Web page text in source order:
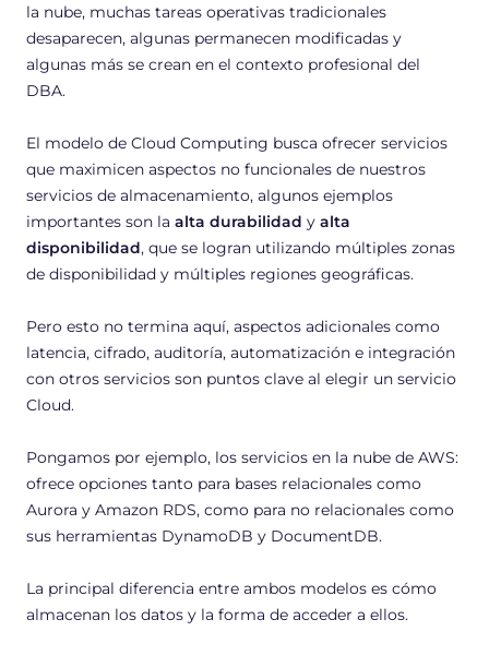
la nube, muchas tareas operativas tradicionales
desaparecen, algunas permanecen modificadas y
algunas más se crean en el contexto profesional del
DBA.
El modelo de Cloud Computing busca ofrecer servicios
que maximicen aspectos no funcionales de nuestros
servicios de almacenamiento, algunos ejemplos
importantes son la alta durabilidad y alta
disponibilidad, que se logran utilizando múltiples zonas
de disponibilidad y múltiples regiones geográficas.
Pero esto no termina aquí, aspectos adicionales como
latencia, cifrado, auditoría, automatización e integración
con otros servicios son puntos clave al elegir un servicio
Cloud.
Pongamos por ejemplo, los servicios en la nube de AWS:
ofrece opciones tanto para bases relacionales como
Aurora y Amazon RDS, como para no relacionales como
sus herramientas DynamoDB y DocumentDB.
La principal diferencia entre ambos modelos es cómo
almacenan los datos y la forma de acceder a ellos.